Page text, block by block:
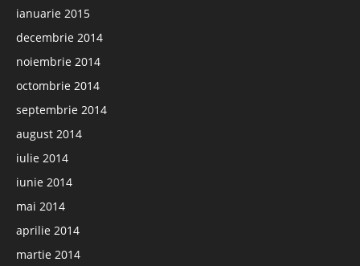
ianuarie 2015
decembrie 2014
noiembrie 2014
octombrie 2014
septembrie 2014
august 2014
iulie 2014
iunie 2014
mai 2014
aprilie 2014
martie 2014